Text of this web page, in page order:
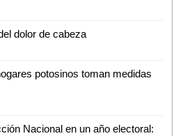
dolor de cabeza
potosinos toman medidas
Nacional en un año electoral: